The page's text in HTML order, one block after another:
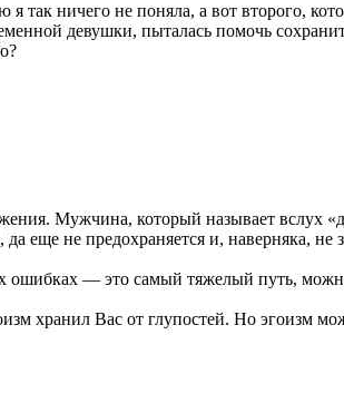
ничего не поняла, а вот второго,
девушки, пыталась помочь
Мужчина, который называет вслух
не предохраняется и, наверняка, не
ошибках — это самый тяжелый путь,
хранил Вас от глупостей. Но эгоизм